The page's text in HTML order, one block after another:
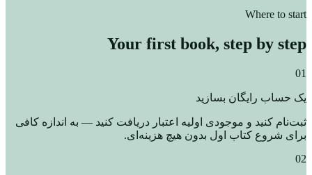
Where to start
Your first book, step by step
01
یک حساب رایگان بسازید
ثبت‌نام کنید و موجودی اولیه اعتبار دریافت کنید — به اندازه کافی
برای شروع کتاب اول بدون هیچ هزینه‌ای.
02